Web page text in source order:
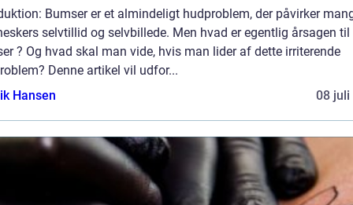
Bumser er et almindeligt hudproblem, der påvirker
selvtillid og selvbillede. Men hvad er egentlig årsagen
? Og hvad skal man vide, hvis man lider af dette irriterende
Denne artikel vil udfor...
Hansen
08 juli